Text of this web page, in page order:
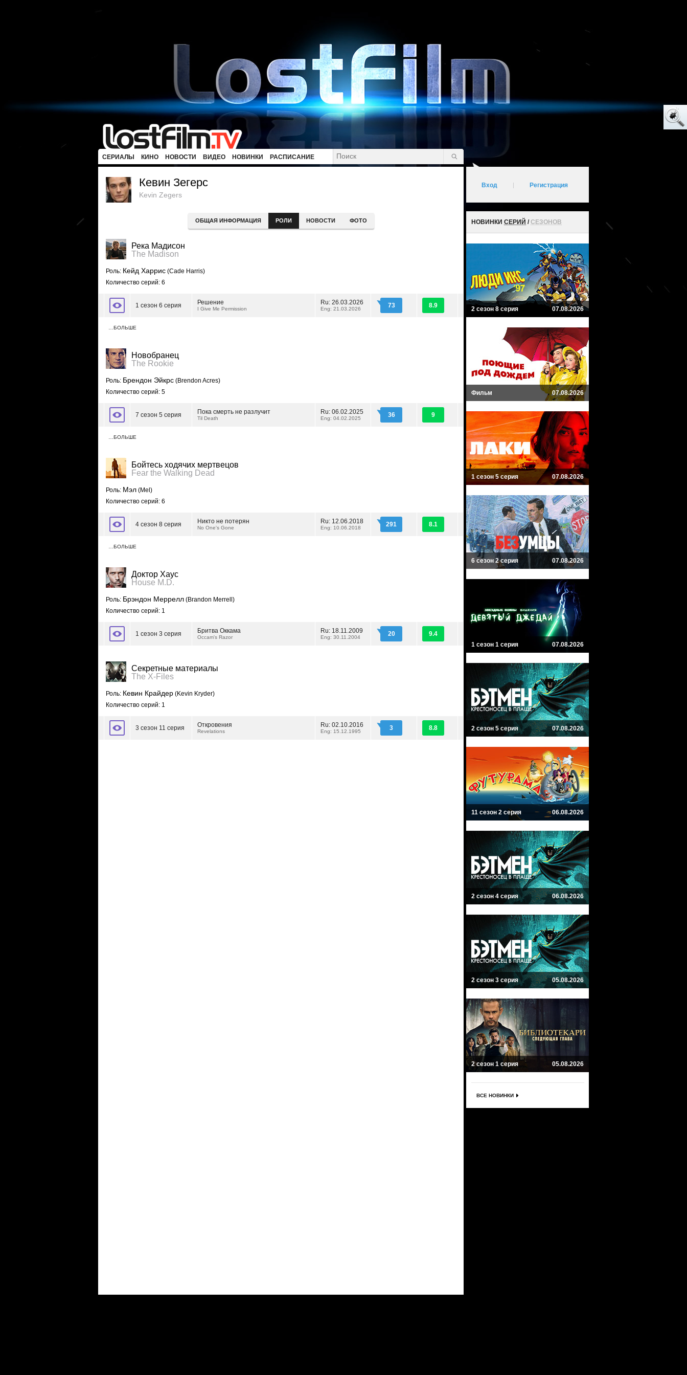
СЕРИАЛЫ КИНО НОВОСТИ ВИДЕО НОВИНКИ РАСПИСАНИЕ
Кевин Зегерс
Kevin Zegers
ОБЩАЯ ИНФОРМАЦИЯ РОЛИ НОВОСТИ ФОТО
Река Мадисон
The Madison
Роль: Кейд Харрис (Cade Harris)
Количество серий: 6
1 сезон 6 серия Решение
I Give Me Permission
Ru: 26.03.2026
Eng: 21.03.2026 73 8.9
…БОЛЬШЕ
Новобранец
The Rookie
Роль: Брендон Эйкрс (Brendon Acres)
Количество серий: 5
7 сезон 5 серия Пока смерть не разлучит
Til Death
Ru: 06.02.2025
Eng: 04.02.2025 36 9
…БОЛЬШЕ
Бойтесь ходячих мертвецов
Fear the Walking Dead
Роль: Мэл (Mel)
Количество серий: 6
4 сезон 8 серия Никто не потерян
No One's Gone
Ru: 12.06.2018
Eng: 10.06.2018 291 8.1
…БОЛЬШЕ
Доктор Хаус
House M.D.
Роль: Брэндон Меррелл (Brandon Merrell)
Количество серий: 1
1 сезон 3 серия Бритва Оккама
Occam's Razor
Ru: 18.11.2009
Eng: 30.11.2004 20 9.4
Секретные материалы
The X-Files
Роль: Кевин Крайдер (Kevin Kryder)
Количество серий: 1
3 сезон 11 серия Откровения
Revelations
Ru: 02.10.2016
Eng: 15.12.1995 3 8.8
Вход Регистрация
НОВИНКИ СЕРИЙ /СЕЗОНОВ
2 сезон 8 серия 07.08.2026
Фильм 07.08.2026
1 сезон 5 серия 07.08.2026
6 сезон 2 серия 07.08.2026
1 сезон 1 серия 07.08.2026
2 сезон 5 серия 07.08.2026
11 сезон 2 серия 06.08.2026
2 сезон 4 серия 06.08.2026
2 сезон 3 серия 05.08.2026
2 сезон 1 серия 05.08.2026
ВСЕ НОВИНКИ